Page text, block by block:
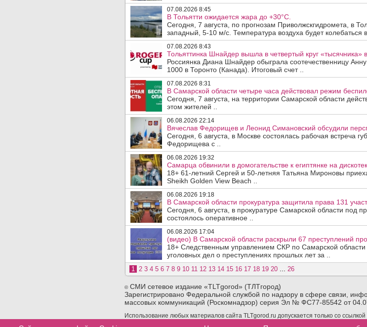
07.08.2026 8:45
В Тольятти ожидается жара до +30°C.
Сегодня, 7 августа, по прогнозам Приволжскгидромета, в
западный, 5-10 м/с. Температура воздуха будет колебаться в
07.08.2026 8:43
Тольяттинка Шнайдер вышла в четвертый круг «тысячника»
Россиянка Диана Шнайдер обыграла соотечественницу
1000 в Торонто (Канада). Итоговый счет ..
07.08.2026 8:31
В Самарской области четыре часа действовал режим
Сегодня, 7 августа, на территории Самарской области
этом жителей ..
06.08.2026 22:14
Вячеслав Федорищев и Леонид Симановский обсудили
Сегодня, 6 августа, в Москве состоялась рабочая встреча
Федорищева с ..
06.08.2026 19:32
Самарца обвинили в домогательстве к египтянке на
18+ 61-летний Сергей и 50-летняя Татьяна Мироновы
Sheikh Golden View Beach ..
06.08.2026 19:18
В Самарской области прокуратура защитила права 131
Сегодня, 6 августа, в прокуратуре Самарской области под
состоялось оперативное ..
06.08.2026 17:04
(видео) В Самарской области раскрыли 67 преступлений
18+ Следственным управлением СКР по Самарской
уголовных дел о преступлениях прошлых лет за ..
1 2 3 4 5 6 7 8 9 10 11 12 13 14 15 16 17 18 19 20 26
©СМИ сетевое издание «TLTgorod» (ТЛТгород)
Зарегистрировано Федеральной службой по надзору в сфере связи,
массовых коммуникаций (Роскомнадзор) серия Эл № ФС77-85542 от
Использование любых материалов сайта TLTgorod.ru допускается только со